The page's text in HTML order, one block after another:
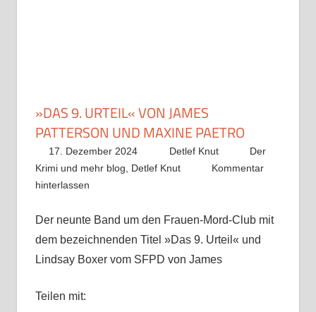
»DAS 9. URTEIL« VON JAMES
PATTERSON UND MAXINE PAETRO
17. Dezember 2024 Detlef Knut
Der
Krimi und mehr blog
Detlef Knut
Kommentar
hinterlassen
Der neunte Band um den Frauen-Mord-Club mit
dem bezeichnenden Titel »Das 9. Urteil« und
Lindsay Boxer vom SFPD von James
Teilen mit: